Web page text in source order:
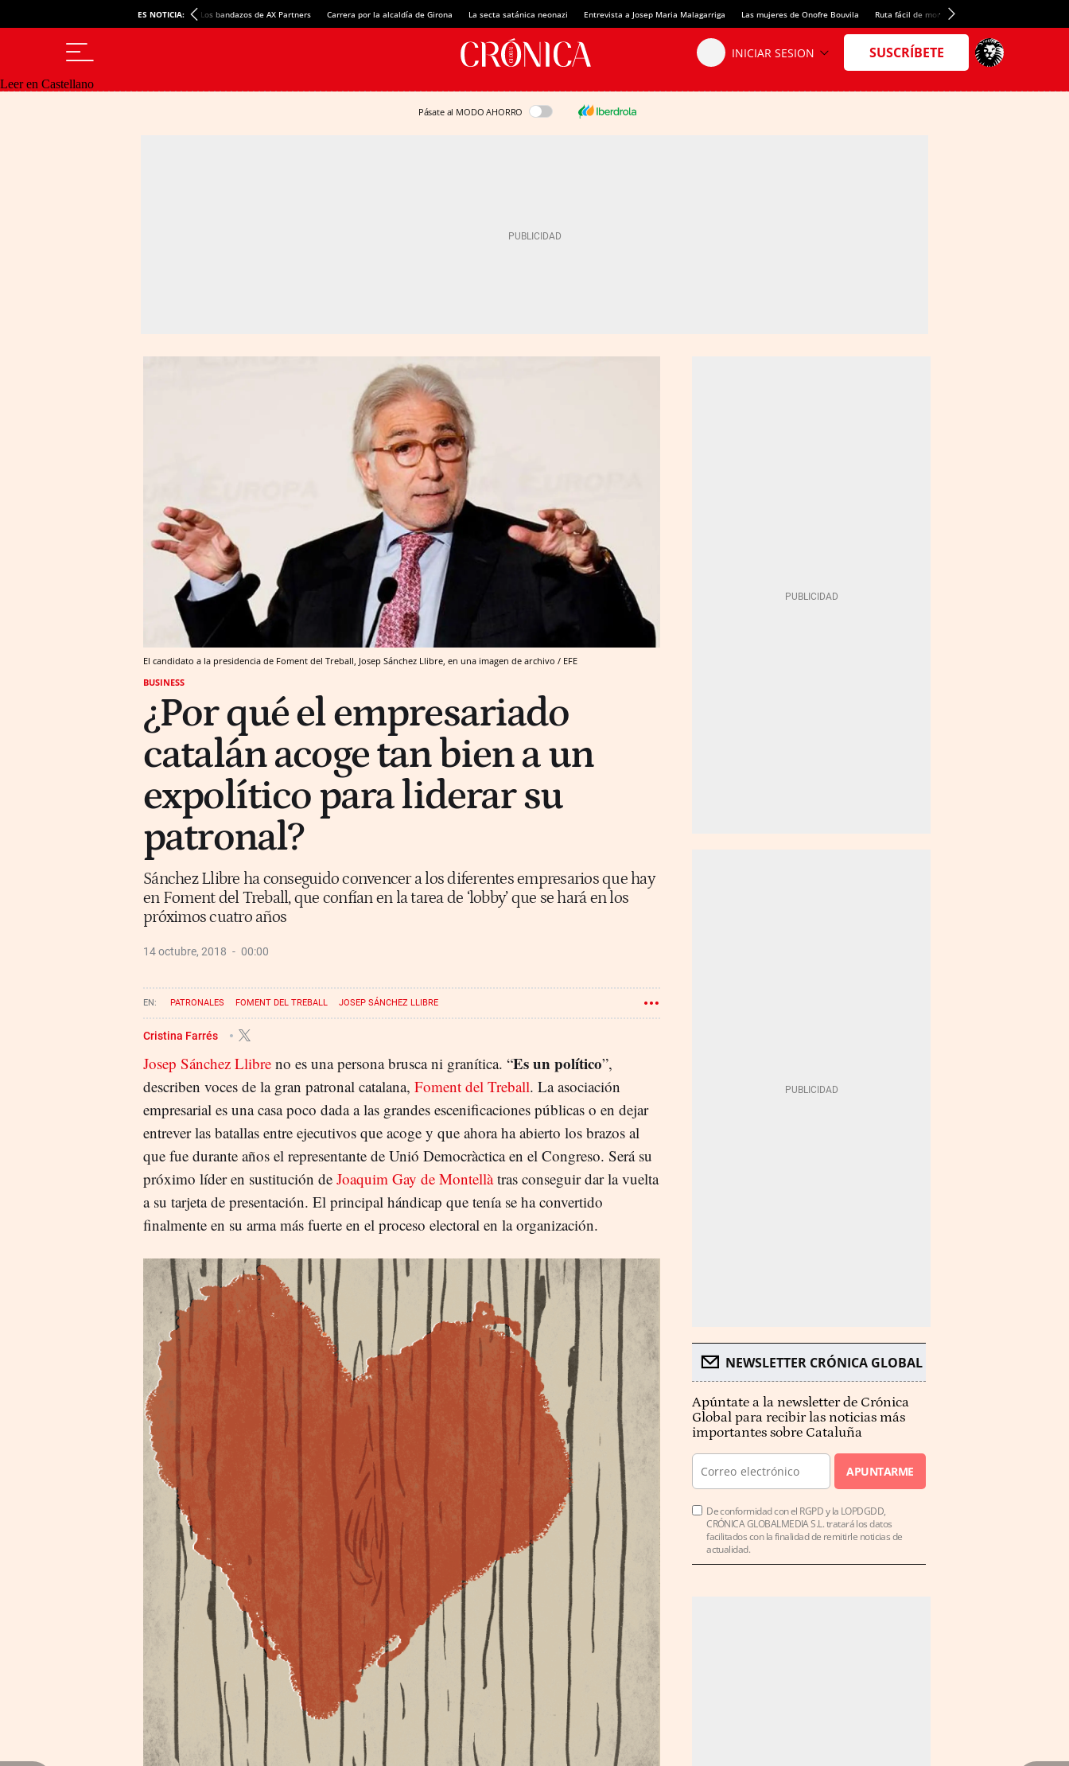
ES NOTICIA: Los bandazos de AX Partners Carrera por la alcaldía de Girona La secta satánica neonazi Entrevista a Josep Maria Malagarriga Las mujeres de Onofre Bouvila Ruta fácil de montaña
Leer en Castellano
Pásate al MODO AHORRO
El candidato a la presidencia de Foment del Treball, Josep Sánchez Llibre, en una imagen de archivo / EFE
BUSINESS
¿Por qué el empresariado
catalán acoge tan bien a un
expolítico para liderar su
patronal?
Sánchez Llibre ha conseguido convencer a los diferentes empresarios que hay
en Foment del Treball, que confían en la tarea de ‘lobby’ que se hará en los
próximos cuatro años
14 octubre, 2018 00:00
PATRONALES FOMENT DEL TREBALL JOSEP SÁNCHEZ LLIBRE
Cristina Farrés
Josep Sánchez Llibre no es una persona brusca ni granítica. “Es un político”,
describen voces de la gran patronal catalana, Foment del Treball. La asociación
empresarial es una casa poco dada a las grandes escenificaciones públicas o en dejar
entrever las batallas entre ejecutivos que acoge y que ahora ha abierto los brazos al
que fue durante años el representante de Unió Democràctica en el Congreso. Será su
próximo líder en sustitución de Joaquim Gay de Montellàtras conseguir dar la vuelta
a su tarjeta de presentación. El principal hándicap que tenía se ha convertido
finalmente en su arma más fuerte en el proceso electoral en la organización.
NEWSLETTER CRÓNICA GLOBAL
Apúntate a la newsletter de Crónica
Global para recibir las noticias más
importantes sobre Cataluña
APUNTARME
De conformidad con el RGPD y la LOPDGDD,
CRÓNICA GLOBALMEDIA S.L. tratará los datos
facilitados con la finalidad de remitirle noticias de
actualidad.